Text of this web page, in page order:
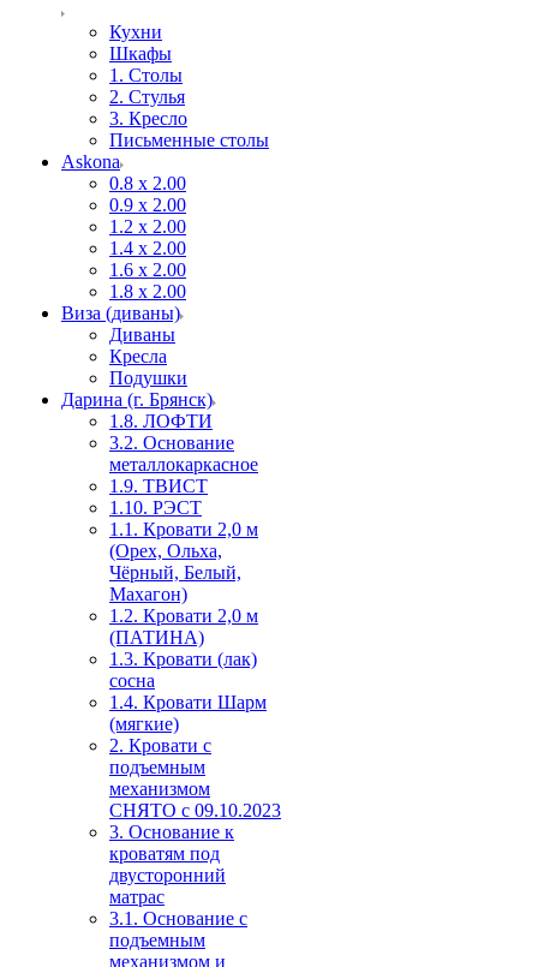
Кухни
Шкафы
1. Столы
2. Стулья
3. Кресло
Письменные столы
Askona
0.8 х 2.00
0.9 х 2.00
1.2 х 2.00
1.4 х 2.00
1.6 х 2.00
1.8 х 2.00
Виза (диваны)
Диваны
Кресла
Подушки
Дарина (г. Брянск)
1.8. ЛОФТИ
3.2. Основание
металлокаркасное
1.9. ТВИСТ
1.10. РЭСТ
1.1. Кровати 2,0 м
(Орех, Ольха,
Чёрный, Белый,
Махагон)
1.2. Кровати 2,0 м
(ПАТИНА)
1.3. Кровати (лак)
сосна
1.4. Кровати Шарм
(мягкие)
2. Кровати с
подъемным
механизмом
СНЯТО с 09.10.2023
3. Основание к
кроватям под
двусторонний
матрас
3.1. Основание с
подъемным
механизмом и